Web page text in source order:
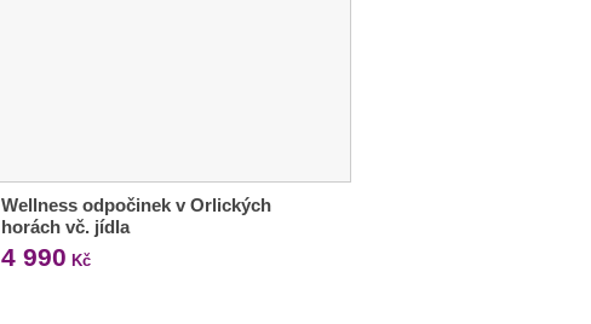
Wellness odpočinek v Orlických
horách vč. jídla
4 990 Kč